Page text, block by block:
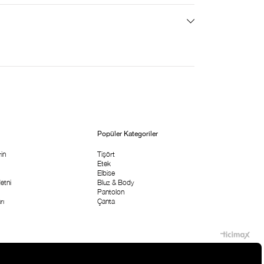
Popüler Kategoriler
Tişört
Etek
Elbise
Bluz & Body
Pantolon
Çanta